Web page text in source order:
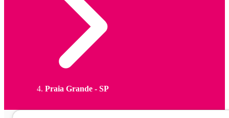
Praia Grande - SP